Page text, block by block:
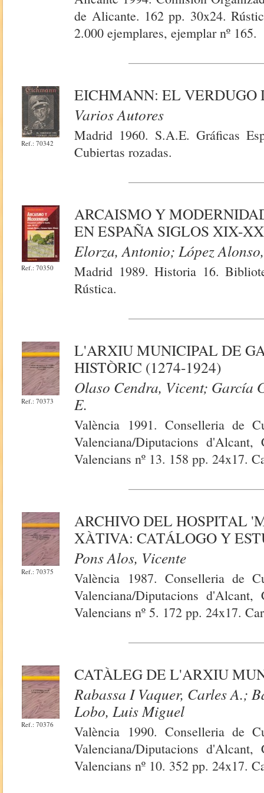
de Alicante. 162 pp. 30x24.
2.000 ejemplares, ejemplar nº 165.
Ref.: 70342
EICHMANN: EL VERDUGO
Varios Autores
Madrid 1960. S.A.E. Gráficas
Cubiertas rozadas.
Ref.: 70350
ARCAISMO Y
EN ESPAÑA SIGLOS XIX-XX
Elorza, Antonio; López
Madrid 1989. Historia 16.
Rústica.
Ref.: 70373
L'ARXIU MUNICIPAL DE
HISTÒRIC (1274-1924)
Olaso Cendra, Vicent; García
E.
València 1991. Conselleria de
Valenciana/Diputacions
Valencians nº 13. 158 pp. 24x17.
Ref.: 70375
ARCHIVO DEL HOSPITAL
XÀTIVA: CATÁLOGO Y
Pons Alos, Vicente
València 1987. Conselleria de
Valenciana/Diputacions
Valencians nº 5. 172 pp. 24x17.
Ref.: 70376
CATÀLEG DE L'ARXIU
Rabassa I Vaquer, Carles A.;
Lobo, Luis Miguel
València 1990. Conselleria de
Valenciana/Diputacions
Valencians nº 10. 352 pp. 24x17.